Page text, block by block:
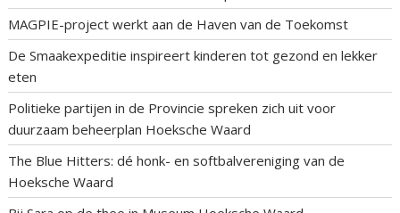
MAGPIE-project werkt aan de Haven van de Toekomst
De Smaakexpeditie inspireert kinderen tot gezond en lekker
eten
Politieke partijen in de Provincie spreken zich uit voor
duurzaam beheerplan Hoeksche Waard
The Blue Hitters: dé honk- en softbalvereniging van de
Hoeksche Waard